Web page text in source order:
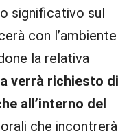
significativo sul
con l’ambiente
la relativa
verrà richiesto di
all’interno del
che incontrerà